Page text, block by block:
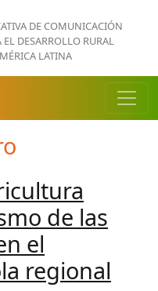
DE COMUNICACIÓN
EL DESARROLLO RURAL
LATINA
de las
el
regional